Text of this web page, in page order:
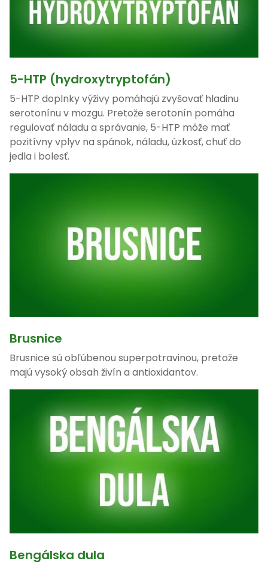
5-HTP (hydroxytryptofán)
5-HTP doplnky výživy pomáhajú zvyšovať hladinu
serotonínu v mozgu. Pretože serotonín pomáha
regulovať náladu a správanie, 5-HTP môže mať
pozitívny vplyv na spánok, náladu, úzkosť, chuť do
jedla i bolesť.
Brusnice
Brusnice sú obľúbenou superpotravinou, pretože
majú vysoký obsah živín a antioxidantov.
Bengálska dula